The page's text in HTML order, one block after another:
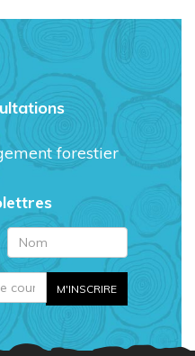
forestier